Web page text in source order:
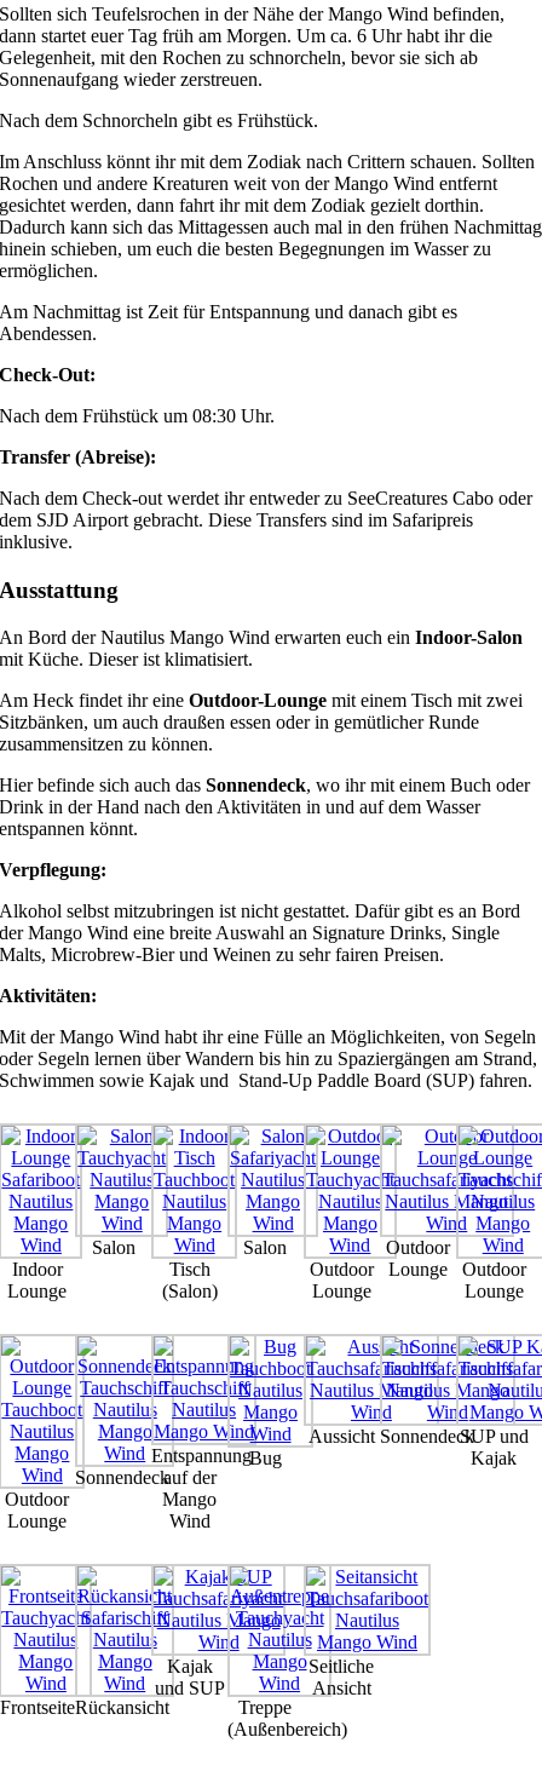
Sollten sich Teufelsrochen in der Nähe der Mango Wind befinden,
dann startet euer Tag früh am Morgen. Um ca. 6 Uhr habt ihr die
Gelegenheit, mit den Rochen zu schnorcheln, bevor sie sich ab
Sonnenaufgang wieder zerstreuen.
Nach dem Schnorcheln gibt es Frühstück.
Im Anschluss könnt ihr mit dem Zodiak nach Crittern schauen. Sollten
Rochen und andere Kreaturen weit von der Mango Wind entfernt
gesichtet werden, dann fahrt ihr mit dem Zodiak gezielt dorthin.
Dadurch kann sich das Mittagessen auch mal in den frühen Nachmittag
hinein schieben, um euch die besten Begegnungen im Wasser zu
ermöglichen.
Am Nachmittag ist Zeit für Entspannung und danach gibt es
Abendessen.
Check-Out:
Nach dem Frühstück um 08:30 Uhr.
Transfer (Abreise):
Nach dem Check-out werdet ihr entweder zu SeeCreatures Cabo oder
dem SJD Airport gebracht. Diese Transfers sind im Safaripreis
inklusive.
Ausstattung
An Bord der Nautilus Mango Wind erwarten euch ein Indoor-Salon
mit Küche. Dieser ist klimatisiert.
Am Heck findet ihr eine Outdoor-Lounge mit einem Tisch mit zwei
Sitzbänken, um auch draußen essen oder in gemütlicher Runde
zusammensitzen zu können.
Hier befinde sich auch dasSonnendeck, wo ihr mit einem Buch oder
Drink in der Hand nach den Aktivitäten in und auf dem Wasser
entspannen könnt.
Verpflegung:
Alkohol selbst mitzubringen ist nicht gestattet. Dafür gibt es an Bord
der Mango Wind eine breite Auswahl an Signature Drinks, Single
Malts, Microbrew-Bier und Weinen zu sehr fairen Preisen.
Aktivitäten:
Mit der Mango Wind habt ihr eine Fülle an Möglichkeiten, von Segeln
oder Segeln lernen über Wandern bis hin zu Spaziergängen am Strand,
Schwimmen sowie Kajak und Stand-Up Paddle Board (SUP) fahren.
Indoor
Lounge
Salon
Tisch
(Salon)
Salon
Outdoor
Lounge
Outdoor
Lounge
Outdoor
Lounge
Outdoor
Lounge
Sonnendeck
Entspannung
auf der
Mango
Wind
Bug
Aussicht SonnendeckSUP und
Kajak
FrontseiteRückansicht
Kajak
und SUP
Treppe
(Außenbereich)
Seitliche
Ansicht